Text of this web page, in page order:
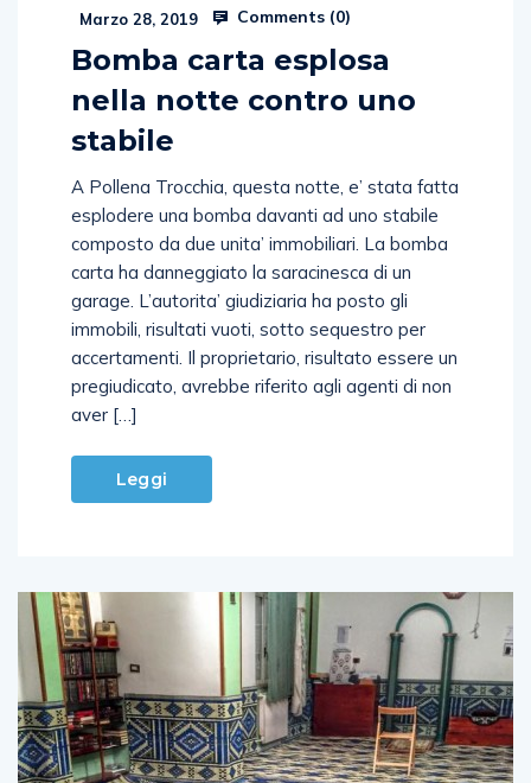
Bomba carta esplosa
nella notte contro uno
A Pollena Trocchia, questa notte, e’ stata fatta
esplodere una bomba davanti ad uno stabile
composto da due unita’ immobiliari. La bomba
carta ha danneggiato la saracinesca di un
garage. L’autorita’ giudiziaria ha posto gli
immobili, risultati vuoti, sotto sequestro per
accertamenti. Il proprietario, risultato essere un
pregiudicato, avrebbe riferito agli agenti di non
Leggi